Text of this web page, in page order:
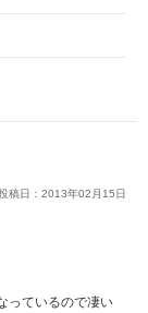
稿日： 2013年02 月 15日
っているので凄い